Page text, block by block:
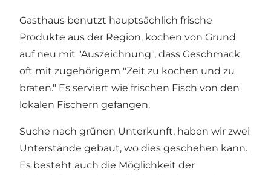
Gasthaus benutzt hauptsächlich frische
Produkte aus der Region, kochen von Grund
auf neu mit "Auszeichnung", dass Geschmack
oft mit zugehörigem "Zeit zu kochen und zu
braten." Es serviert wie frischen Fisch von den
lokalen Fischern gefangen.
Suche nach grünen Unterkunft, haben wir zwei
Unterstände gebaut, wo dies geschehen kann.
Es besteht auch die Möglichkeit der